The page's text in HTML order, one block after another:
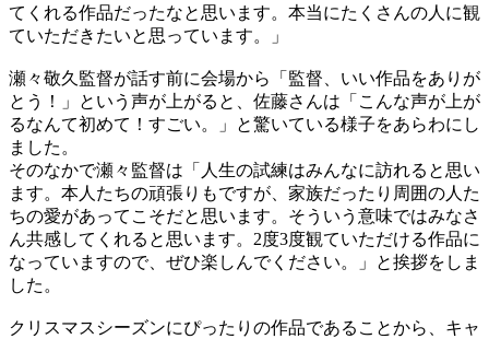
てくれる作品だったなと思います。本当にたくさんの人に観
ていただきたいと思っています。」
瀬々敬久監督が話す前に会場から「監督、いい作品をありが
とう！」という声が上がると、佐藤さんは「こんな声が上が
るなんて初めて！すごい。」と驚いている様子をあらわにし
ました。
そのなかで瀬々監督は「人生の試練はみんなに訪れると思い
ます。本人たちの頑張りもですが、家族だったり周囲の人た
ちの愛があってこそだと思います。そういう意味ではみなさ
ん共感してくれると思います。2度3度観ていただける作品に
なっていますので、ぜひ楽しんでください。」と挨拶をしま
した。
クリスマスシーズンにぴったりの作品であることから、キャ